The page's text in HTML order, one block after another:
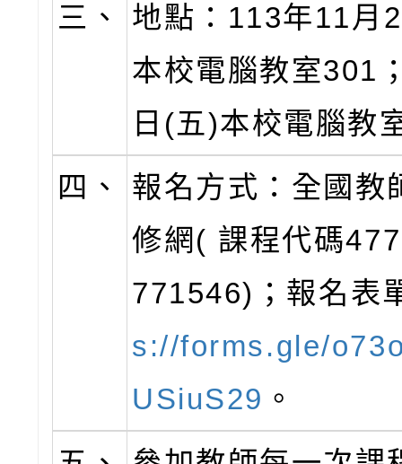
三、
地點：113年11月
本校電腦教室301
日(五)本校電腦教
四、
報名方式：全國教
修網( 課程代碼
771546)；報名表
s://forms.gle/
USiuS29 。